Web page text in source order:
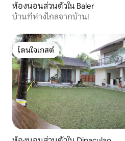
ห้องนอนส่วนตัวใน Baler
บ้านที่ห่างไกลจากบ้าน!
โดนใจเกสต์
โดนใจเกสต์